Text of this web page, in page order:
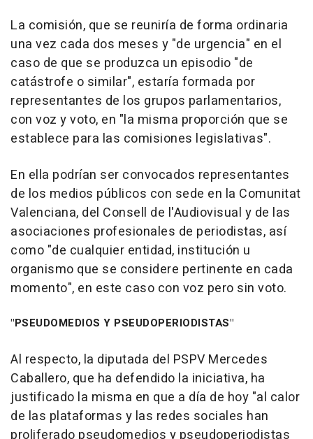
La comisión, que se reuniría de forma ordinaria
una vez cada dos meses y "de urgencia" en el
caso de que se produzca un episodio "de
catástrofe o similar", estaría formada por
representantes de los grupos parlamentarios,
con voz y voto, en "la misma proporción que se
establece para las comisiones legislativas".
En ella podrían ser convocados representantes
de los medios públicos con sede en la Comunitat
Valenciana, del Consell de l'Audiovisual y de las
asociaciones profesionales de periodistas, así
como "de cualquier entidad, institución u
organismo que se considere pertinente en cada
momento", en este caso con voz pero sin voto.
"PSEUDOMEDIOS Y PSEUDOPERIODISTAS"
Al respecto, la diputada del PSPV Mercedes
Caballero, que ha defendido la iniciativa, ha
justificado la misma en que a día de hoy "al calor
de las plataformas y las redes sociales han